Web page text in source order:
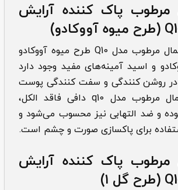
مرطوب پاک کننده آرایش
در ترکیبات دستمال مرطوب مدل Q10 طرح میوه آووکادو
و اسید آمینه‌‌های مفید وجود دارد
در روشن کنندگی و سفت کنندگی پوست
دارند. این دستمال مرطوب مدل q10 دافی فاقد الکل،
و ضد التهابی نیز محسوب می‌شود و
برای پاکسازی صورت و چشم است.
مرطوب پاک کننده آرایش